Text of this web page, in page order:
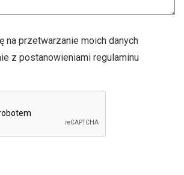
na przetwarzanie moich danych
z postanowieniami regulaminu